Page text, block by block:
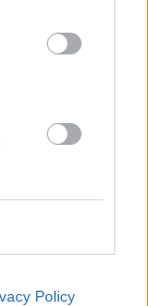
Policy
ξυπόλυτος
το